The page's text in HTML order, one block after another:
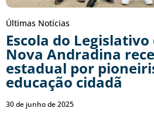
Últimas Notícias
Escola do
Nova Andradina
estadual por
educação cidadã
30 de junho de 2025